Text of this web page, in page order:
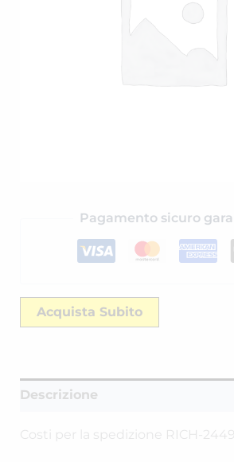
Pagamento sicuro
Acquista Subito
Descrizione
Costi per la spedizione RICH-